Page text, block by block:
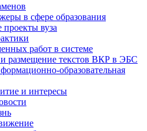
в сфере образования
проекты вуза
работ в системе
размещение текстов ВКР в ЭБС
образовательная
и интересы